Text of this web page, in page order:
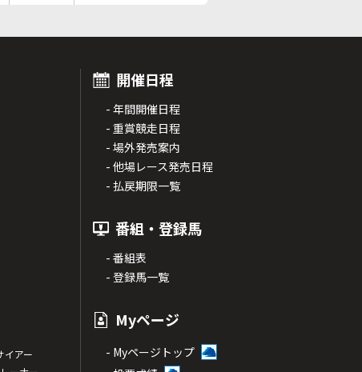
イアー
開催日程
- 年間開催日程
- 重賞競走日程
- 場外発売案内
- 他場レース発売日程
- 払戻期限一覧
番組・登録馬
- 番組表
- 登録馬一覧
Myページ
- Myページトップ